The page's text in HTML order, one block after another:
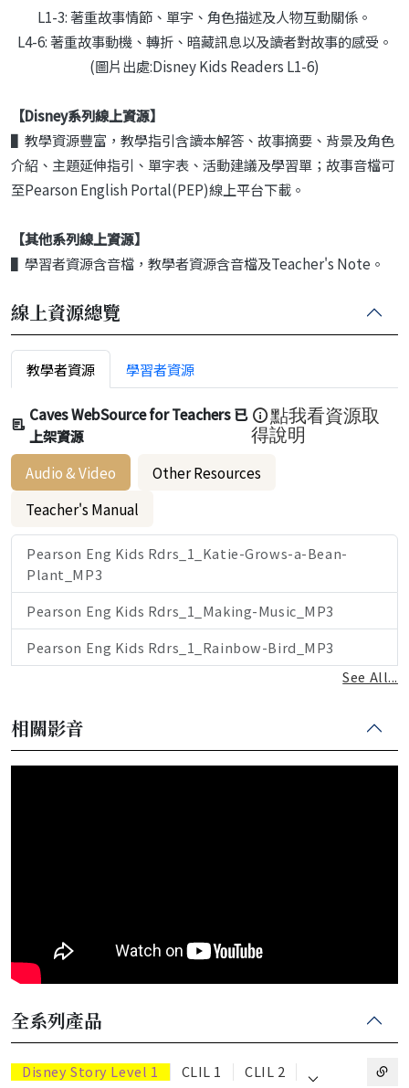
L1-3: 著重故事情節、單字、角色描述及人物互動關係。
L4-6: 著重故事動機、轉折、暗藏訊息以及讀者對故事的感受。
(圖片出處:Disney Kids Readers L1-6)
【Disney系列線上資源】
▌教學資源豐富，教學指引含讀本解答、故事摘要、背景及角色
介紹、主題延伸指引、單字表、活動建議及學習單；故事音檔可
至Pearson English Portal(PEP)線上平台下載。
【其他系列線上資源】
▌學習者資源含音檔，教學者資源含音檔及Teacher's Note。
線上資源總覽
教學者資源 學習者資源
Caves WebSource for Teachers 已
上架資源
點我看資源取
得說明
Audio & Video
Other Resources
Teacher's Manual
Pearson Eng Kids Rdrs_1_Katie-Grows-a-Bean-
Plant_MP3
Pearson Eng Kids Rdrs_1_Making-Music_MP3
Pearson Eng Kids Rdrs_1_Rainbow-Bird_MP3
See All...
相關影音
全系列產品
Disney Story Level 1 CLIL 1 CLIL 2 ⌵